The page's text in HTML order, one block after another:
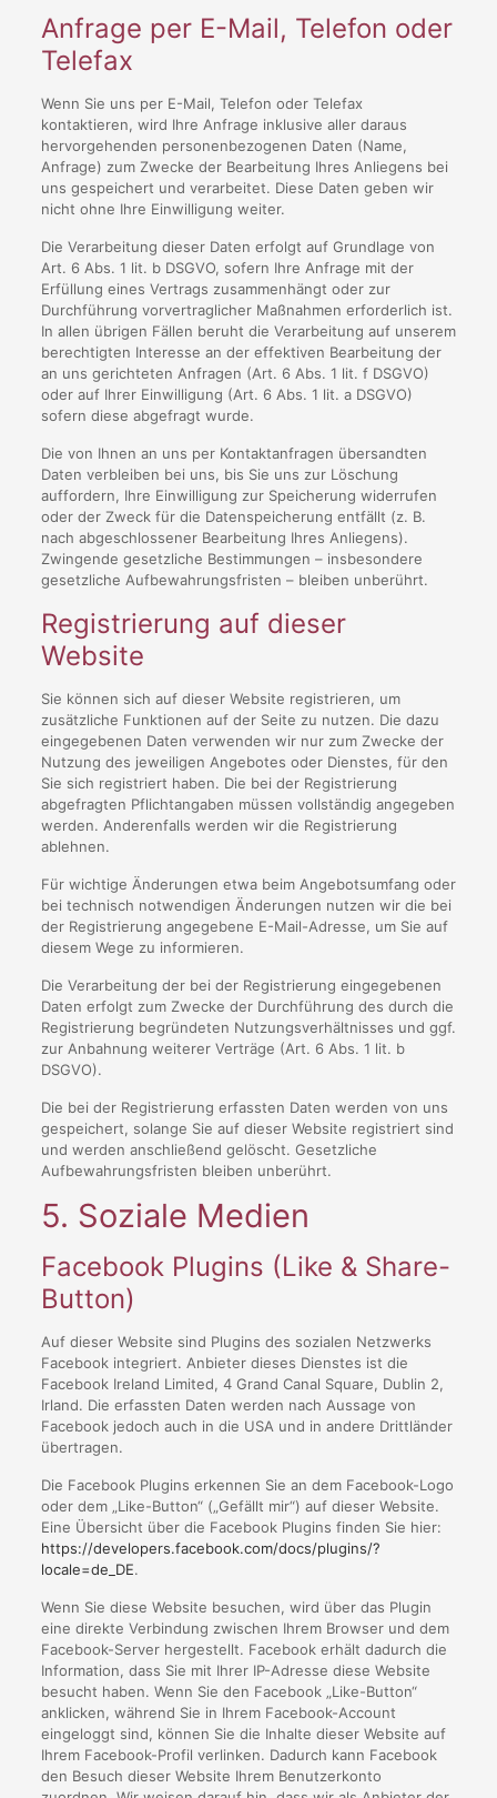
Anfrage per E-Mail, Telefon oder
Telefax
Wenn Sie uns per E-Mail, Telefon oder Telefax
kontaktieren, wird Ihre Anfrage inklusive aller daraus
hervorgehenden personenbezogenen Daten (Name,
Anfrage) zum Zwecke der Bearbeitung Ihres Anliegens bei
uns gespeichert und verarbeitet. Diese Daten geben wir
nicht ohne Ihre Einwilligung weiter.
Die Verarbeitung dieser Daten erfolgt auf Grundlage von
Art. 6 Abs. 1 lit. b DSGVO, sofern Ihre Anfrage mit der
Erfüllung eines Vertrags zusammenhängt oder zur
Durchführung vorvertraglicher Maßnahmen erforderlich ist.
In allen übrigen Fällen beruht die Verarbeitung auf unserem
berechtigten Interesse an der effektiven Bearbeitung der
an uns gerichteten Anfragen (Art. 6 Abs. 1 lit. f DSGVO)
oder auf Ihrer Einwilligung (Art. 6 Abs. 1 lit. a DSGVO)
sofern diese abgefragt wurde.
Die von Ihnen an uns per Kontaktanfragen übersandten
Daten verbleiben bei uns, bis Sie uns zur Löschung
auffordern, Ihre Einwilligung zur Speicherung widerrufen
oder der Zweck für die Datenspeicherung entfällt (z. B.
nach abgeschlossener Bearbeitung Ihres Anliegens).
Zwingende gesetzliche Bestimmungen – insbesondere
gesetzliche Aufbewahrungsfristen – bleiben unberührt.
Registrierung auf dieser
Website
Sie können sich auf dieser Website registrieren, um
zusätzliche Funktionen auf der Seite zu nutzen. Die dazu
eingegebenen Daten verwenden wir nur zum Zwecke der
Nutzung des jeweiligen Angebotes oder Dienstes, für den
Sie sich registriert haben. Die bei der Registrierung
abgefragten Pflichtangaben müssen vollständig angegeben
werden. Anderenfalls werden wir die Registrierung
ablehnen.
Für wichtige Änderungen etwa beim Angebotsumfang oder
bei technisch notwendigen Änderungen nutzen wir die bei
der Registrierung angegebene E-Mail-Adresse, um Sie auf
diesem Wege zu informieren.
Die Verarbeitung der bei der Registrierung eingegebenen
Daten erfolgt zum Zwecke der Durchführung des durch die
Registrierung begründeten Nutzungsverhältnisses und ggf.
zur Anbahnung weiterer Verträge (Art. 6 Abs. 1 lit. b
DSGVO).
Die bei der Registrierung erfassten Daten werden von uns
gespeichert, solange Sie auf dieser Website registriert sind
und werden anschließend gelöscht. Gesetzliche
Aufbewahrungsfristen bleiben unberührt.
5. Soziale Medien
Facebook Plugins (Like & Share-
Button)
Auf dieser Website sind Plugins des sozialen Netzwerks
Facebook integriert. Anbieter dieses Dienstes ist die
Facebook Ireland Limited, 4 Grand Canal Square, Dublin 2,
Irland. Die erfassten Daten werden nach Aussage von
Facebook jedoch auch in die USA und in andere Drittländer
übertragen.
Die Facebook Plugins erkennen Sie an dem Facebook-Logo
oder dem „Like-Button“ („Gefällt mir“) auf dieser Website.
Eine Übersicht über die Facebook Plugins finden Sie hier:
https://developers.facebook.com/docs/plugins/?
locale=de_DE.
Wenn Sie diese Website besuchen, wird über das Plugin
eine direkte Verbindung zwischen Ihrem Browser und dem
Facebook-Server hergestellt. Facebook erhält dadurch die
Information, dass Sie mit Ihrer IP-Adresse diese Website
besucht haben. Wenn Sie den Facebook „Like-Button“
anklicken, während Sie in Ihrem Facebook-Account
eingeloggt sind, können Sie die Inhalte dieser Website auf
Ihrem Facebook-Profil verlinken. Dadurch kann Facebook
den Besuch dieser Website Ihrem Benutzerkonto